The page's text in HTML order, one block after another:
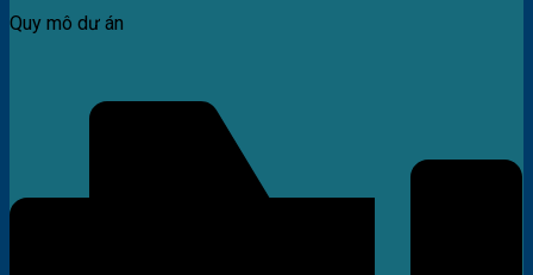
Quy mô dư án